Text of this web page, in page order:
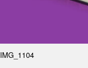
IMG_1104